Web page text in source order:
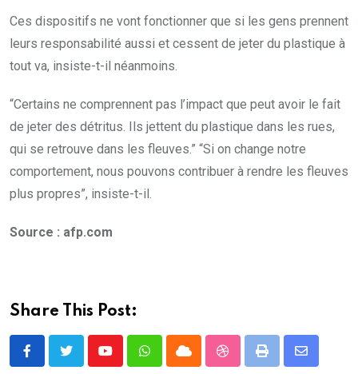
Ces dispositifs ne vont fonctionner que si les gens prennent
leurs responsabilité aussi et cessent de jeter du plastique à
tout va, insiste-t-il néanmoins.
“Certains ne comprennent pas l’impact que peut avoir le fait
de jeter des détritus. Ils jettent du plastique dans les rues,
qui se retrouve dans les fleuves.” “Si on change notre
comportement, nous pouvons contribuer à rendre les fleuves
plus propres”, insiste-t-il.
Source : afp.com
Share This Post:
YoutubeWhatsappCloud StumbleUpon
Print
Share